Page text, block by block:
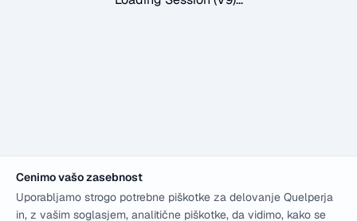
Cenimo vašo zasebnost
Uporabljamo strogo potrebne piškotke za delovanje Quelperja
in, z vašim soglasjem, analitične piškotke, da vidimo, kako se